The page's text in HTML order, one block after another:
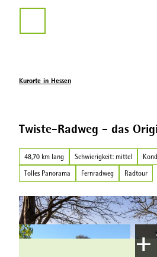
Kurorte in Hessen
Twiste-Radweg - das
48,70 km lang Schwierigkeit: mittel
Tolles Panorama
Fernradweg Radtour